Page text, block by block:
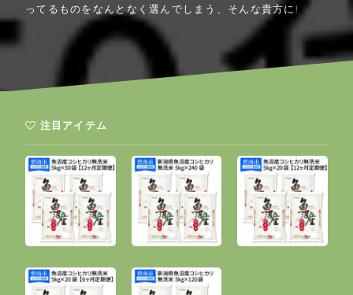
ってるものをなんとなく選んでしまう、そんな貴方に!
注目アイテム